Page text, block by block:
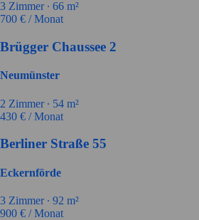
3 Zimmer ∙ 66 m²
700 € / Monat
Brügger Chaussee 2
Neumünster
2 Zimmer ∙ 54 m²
430 € / Monat
Berliner Straße 55
Eckernförde
3 Zimmer ∙ 92 m²
900 € / Monat